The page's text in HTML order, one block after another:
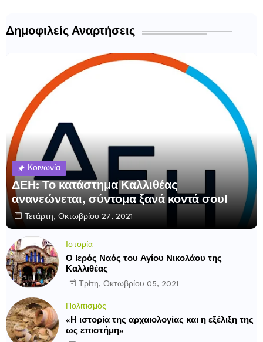
Δημοφιλείς Αναρτήσεις
Κοινωνία
ΔΕΗ: Το κατάστημα Καλλιθέας
ανανεώνεται, σύντομα ξανά κοντά σου!
Τετάρτη, Οκτωβρίου 27, 2021
Ιστορία
Ο Ιερός Ναός του Αγίου Νικολάου της
Καλλιθέας
Τρίτη, Οκτωβρίου 05, 2021
Πολιτισμός
«Η ιστορία της αρχαιολογίας και η εξέλιξη της
ως επιστήμη»